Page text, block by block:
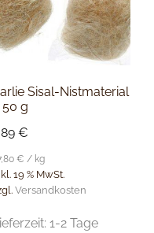
Sisal-Nistmaterial
50 g
€
€ / kg
19 % MwSt.
Versandkosten
1-2 Tage